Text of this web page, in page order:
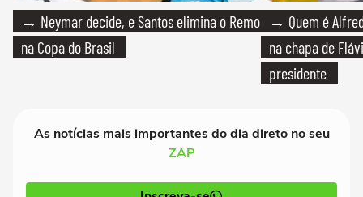
→ Neymar decide, e Santos elimina o Remo
na Copa do Brasil
→ Quem é
na chapa de
presidente
As notícias mais importantes do dia direto no seu
ZAP